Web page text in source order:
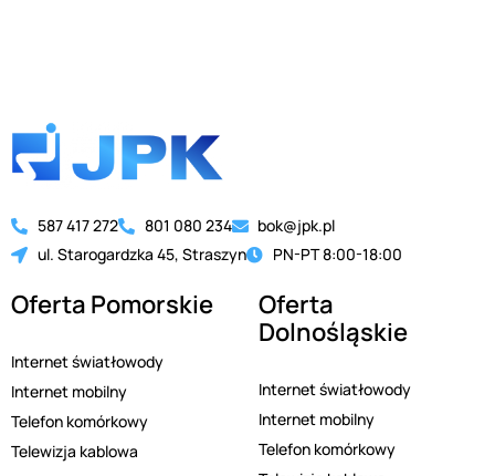
587 417 272 801 080 234
bok@jpk.pl
ul. Starogardzka 45, Straszyn
PN-PT 8:00-18:00
Oferta Pomorskie
Internet światłowody
Internet mobilny
Telefon komórkowy
Telewizja kablowa
Oferta
Dolnośląskie
Internet światłowody
Internet mobilny
Telefon komórkowy